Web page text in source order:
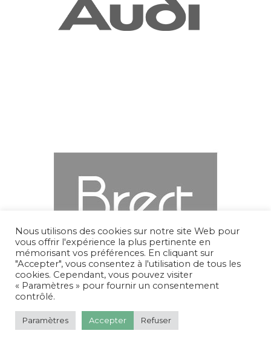
Nous utilisons des cookies sur notre site Web pour
vous offrir l'expérience la plus pertinente en
mémorisant vos préférences. En cliquant sur
"Accepter", vous consentez à l'utilisation de tous les
cookies. Cependant, vous pouvez visiter
« Paramètres » pour fournir un consentement
contrôlé.
Paramètres Accepter Refuser